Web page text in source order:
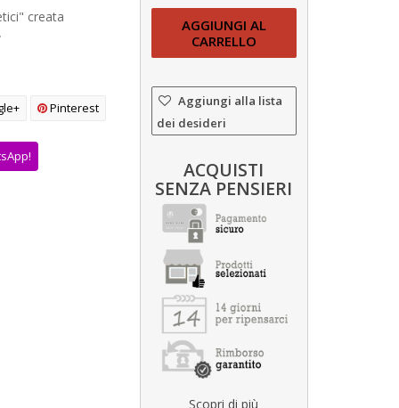
creata
Pinterest
AGGIUNGI AL
CARRELLO
Aggiungi alla lista
dei desideri
ACQUISTI
SENZA PENSIERI
Scopri di più